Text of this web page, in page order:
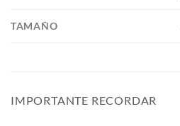
TAMAÑO
IMPORTANTE RECORDAR